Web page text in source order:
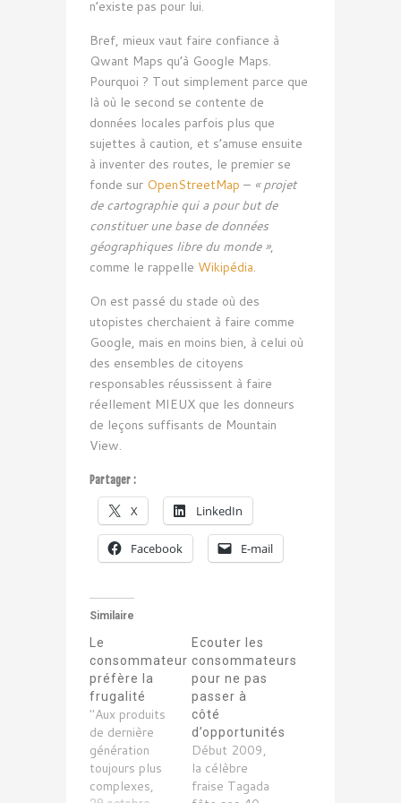
n’existe pas pour lui.
Bref, mieux vaut faire confiance à
Qwant Maps qu’à Google Maps.
Pourquoi ? Tout simplement parce que
là où le second se contente de
données locales parfois plus que
sujettes à caution, et s’amuse ensuite
à inventer des routes, le premier se
fonde sur OpenStreetMap – « projet
de cartographie qui a pour but de
constituer une base de données
géographiques libre du monde »,
comme le rappelle Wikipédia.
On est passé du stade où des
utopistes cherchaient à faire comme
Google, mais en moins bien, à celui où
des ensembles de citoyens
responsables réussissent à faire
réellement MIEUX que les donneurs
de leçons suffisants de Mountain
View.
Partager :
X LinkedIn
Facebook E-mail
Similaire
Le
consommateur
préfère la
frugalité
"Aux produits
de dernière
génération
toujours plus
complexes,
Ecouter les
consommateurs
pour ne pas
passer à
côté
d’opportunités
Début 2009,
la célèbre
fraise Tagada